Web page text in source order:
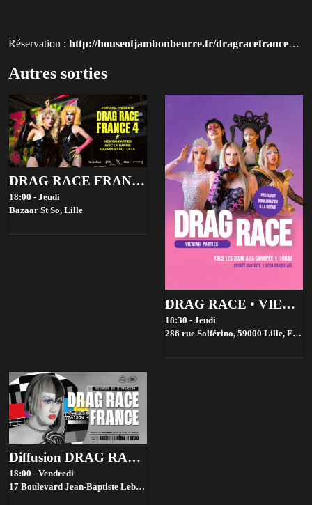
Réservation : http://houseofjambonbeurre.fr/dragracefrance?utm_source=qluvis.com
Autres sorties
DRAG RACE FRANCE 4 VIEWING PARTIES - BAZAAR ST SO, LILLE
18:00 - Jeudi
Bazaar St So, Lille
DRAG RACE • VIEWING PARTIES • GRATUIT
18:30 - Jeudi
286 rue Solférino, 59000 Lille, France,
Diffusion DRAG RACE FRANCE saison 4 @ Bistrot ST SO by la House of Jambon Beurre
18:00 - Vendredi
17 Boulevard Jean-Baptiste Lebas, 59000 Lille, France,